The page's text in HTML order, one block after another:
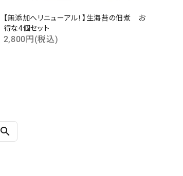
【無添加へリニューアル！】生海苔の佃煮 お
得な4個セット
2,800円(税込)
search